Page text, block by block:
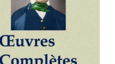
DÉTAILS